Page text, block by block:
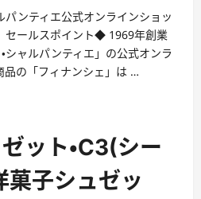
パンティエ公式オンラインショッ
セールスポイント◆ 1969年創業
シャルパンティエ」の公式オンラ
品の「フィナンシェ」は …
ット・C3(シー
菓子シュゼッ